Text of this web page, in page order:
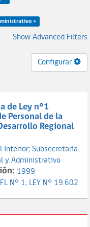
de Desarrollo Regional y Administrativo ×
Show Advanced Filters
Configurar
de Ley n°1
Personal de la
Regional
Interior; Subsecretaría
y Administrativo
1999
N° 1; LEY N° 19.602